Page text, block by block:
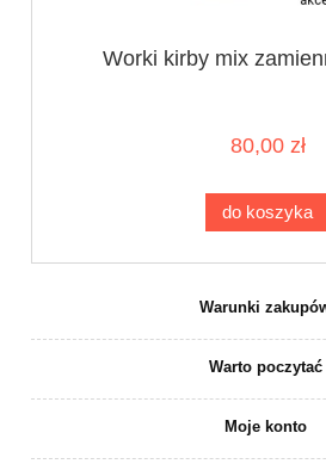
Worki kirby mix
80,00 zł
do koszyka
Warunki
Warto poczytać
Moje konto